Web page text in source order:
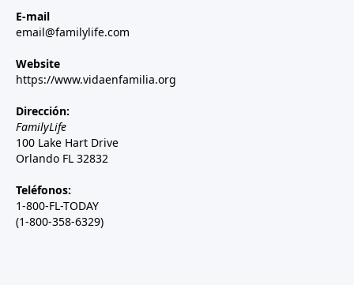
E-mail
email@familylife.com
Website
https://www.vidaenfamilia.org
Dirección:
FamilyLife
100 Lake Hart Drive
Orlando FL 32832
Teléfonos:
1-800-FL-TODAY
(1-800-358-6329)